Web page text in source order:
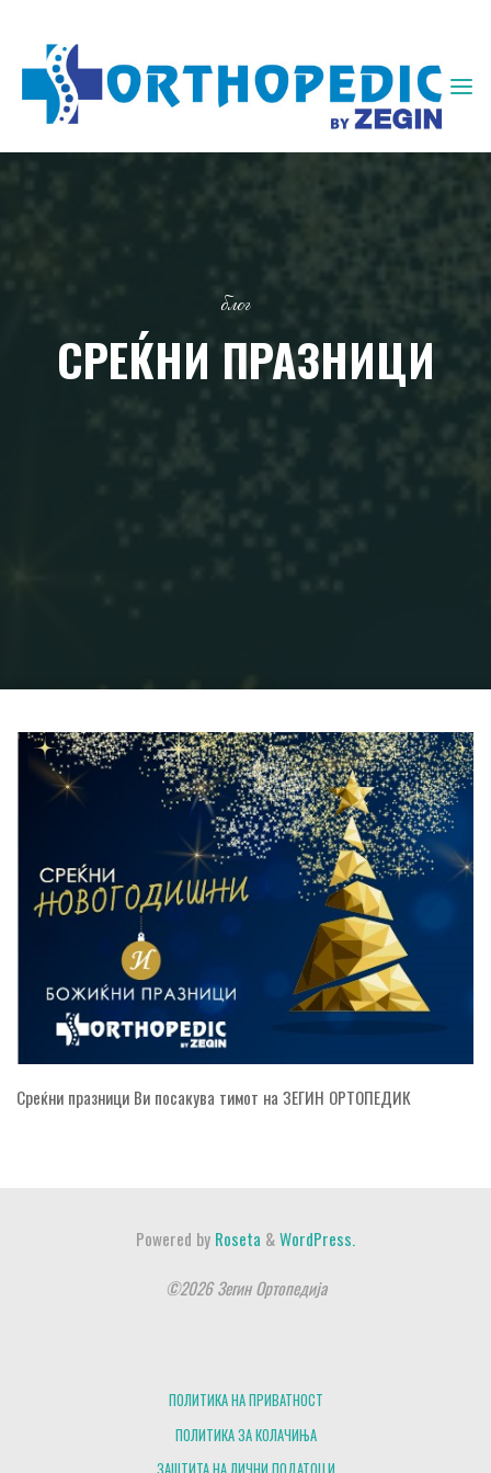
ЗЕГИН
блог
СРЕЌНИ ПРАЗНИЦИ
Среќни празници Ви посакува тимот на ЗЕГИН ОРТОПЕДИК
Powered by Roseta &WordPress.
©2026 Зегин Ортопедија
ПОЛИТИКА НА ПРИВАТНОСТ
ПОЛИТИКА ЗА КОЛАЧИЊА